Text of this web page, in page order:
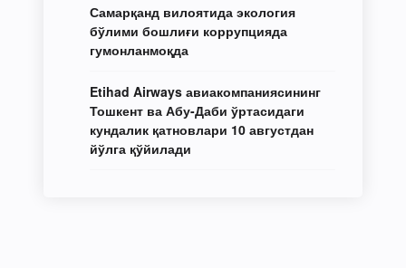
Самарқанд вилоятида экология
бўлими бошлиғи коррупцияда
гумонланмоқда
Etihad Airways авиакомпаниясининг
Тошкент ва Абу-Даби ўртасидаги
кундалик қатновлари 10 августдан
йўлга қўйилади